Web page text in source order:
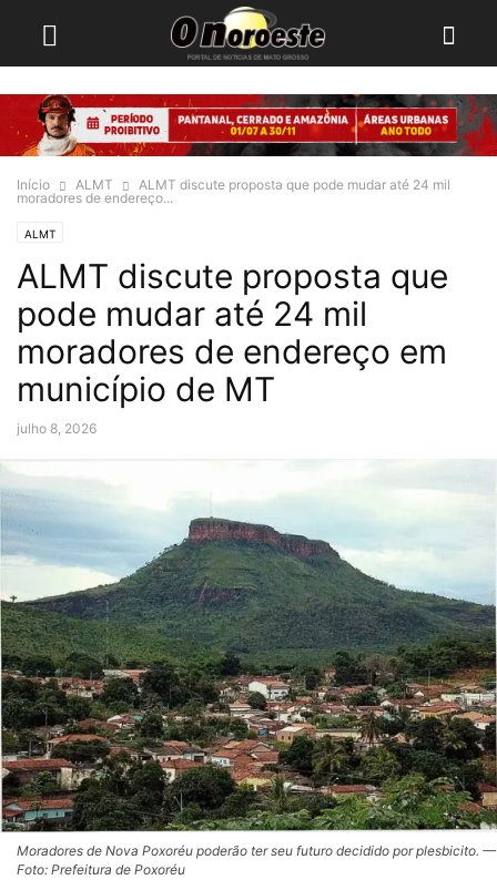
Início ALMT
ALMT discute proposta que pode mudar até 24 mil
moradores de endereço...
ALMT
ALMT discute proposta que
pode mudar até 24 mil
moradores de endereço em
município de MT
julho 8, 2026
Moradores de Nova Poxoréu poderão ter seu futuro decidido por plesbicito. —
Foto: Prefeitura de Poxoréu